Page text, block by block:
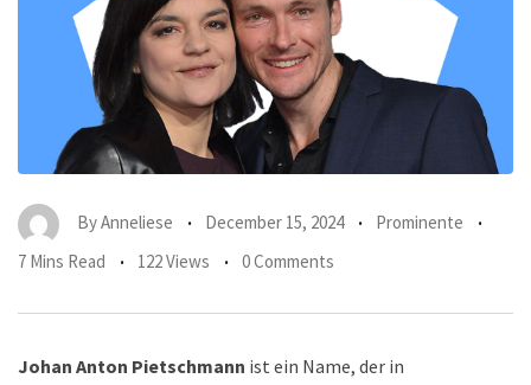
ByAnneliese December 15, 2024
Prominente
7 Mins Read
122 Views 0 Comments
Johan Anton Pietschmann ist ein Name, der in